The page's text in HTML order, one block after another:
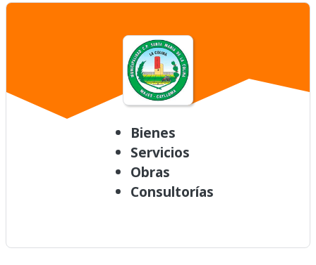
Bienes
Servicios
Obras
Consultorías